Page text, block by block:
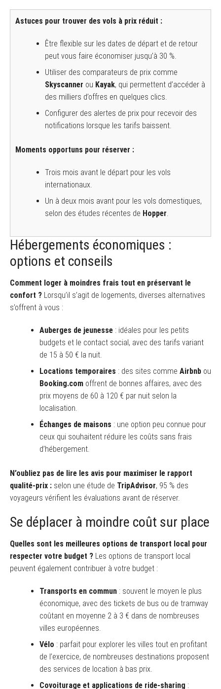
Astuces pour trouver des vols à prix réduit :
Être flexible sur les dates de départ et de retour
peut vous faire économiser jusqu’à 30 %.
Utiliser des comparateurs de prix comme
Skyscanner ou Kayak, qui permettent d’accéder à
des milliers d’offres en quelques clics.
Configurer des alertes de prix pour recevoir des
notifications lorsque les tarifs baissent.
Moments opportuns pour réserver :
Trois mois avant le départ pour les vols
internationaux.
Un à deux mois avant pour les vols domestiques,
selon des études récentes de Hopper.
Hébergements économiques :
options et conseils
Comment loger à moindres frais tout en préservant le
confort ? Lorsqu’il s’agit de logements, diverses alternatives
s’offrent à vous :
Auberges de jeunesse : idéales pour les petits
budgets et le contact social, avec des tarifs variant
de 15 à 50 € la nuit.
Locations temporaires : des sites comme Airbnb ou
Booking.com offrent de bonnes affaires, avec des
prix moyens de 60 à 120 € par nuit selon la
localisation.
Échanges de maisons : une option peu connue pour
ceux qui souhaitent réduire les coûts sans frais
d’hébergement.
N’oubliez pas de lire les avis pour maximiser le rapport
qualité-prix : selon une étude de TripAdvisor, 95 % des
voyageurs vérifient les évaluations avant de réserver.
Se déplacer à moindre coût sur place
Quelles sont les meilleures options de transport local pour
respecter votre budget ? Les options de transport local
peuvent également contribuer à votre budget :
Transports en commun : souvent le moyen le plus
économique, avec des tickets de bus ou de tramway
coûtant en moyenne 2 à 3 € dans de nombreuses
villes européennes.
Vélo : parfait pour explorer les villes tout en profitant
de l’exercice, de nombreuses destinations proposent
des services de location à bas prix.
Covoiturage et applications de ride-sharing :